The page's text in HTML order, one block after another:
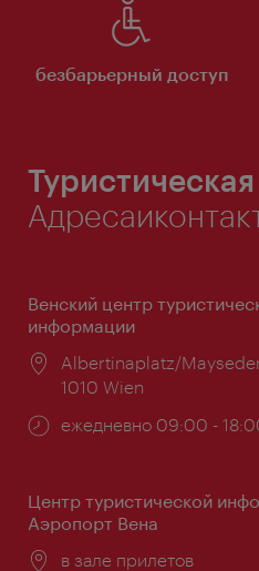
безбарьерный доступ
Венский центр
информации
Расположение:
Albertinaplatz/
1010 Wien
Часы
ежедневно 09:00 -
Центр туристической
Аэропорт Вена
Расположение:
в зале прилетов